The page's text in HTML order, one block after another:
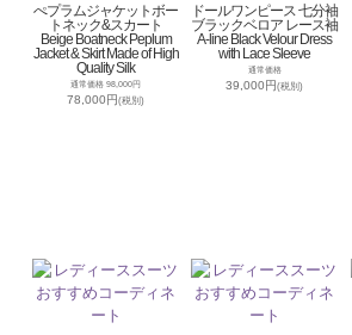
ぺプラムジャケットボー
トネック&スカート
Beige Boatneck Peplum
Jacket & Skirt Made of High
Quality Silk
通常価格 98,000円
78,000円(税別)
ドールワンピース 七分袖
ブラックベロア レース袖
A-line Black Velour Dress
with Lace Sleeve
通常価格
39,000円(税別)